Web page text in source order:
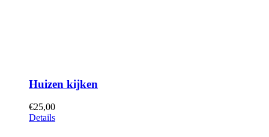
Huizen kijken
€25,00
Details